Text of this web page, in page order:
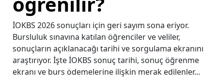
İOKBS 2026 sonuçları için geri sayım sona eriyor.
Bursluluk sınavına katılan öğrenciler ve veliler,
sonuçların açıklanacağı tarihi ve sorgulama ekranını
araştırıyor. İşte İOKBS sonuç tarihi, sonuç öğrenme
ekranı ve burs ödemelerine ilişkin merak edilenler...